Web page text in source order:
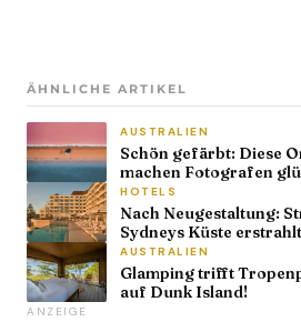
ÄHNLICHE ARTIKEL
AUSTRALIEN
Schön gefärbt: Diese
machen Fotografen
HOTELS
Nach Neugestaltung:
Sydneys Küste
AUSTRALIEN
Glamping trifft
auf Dunk Island!
ANZEIGE